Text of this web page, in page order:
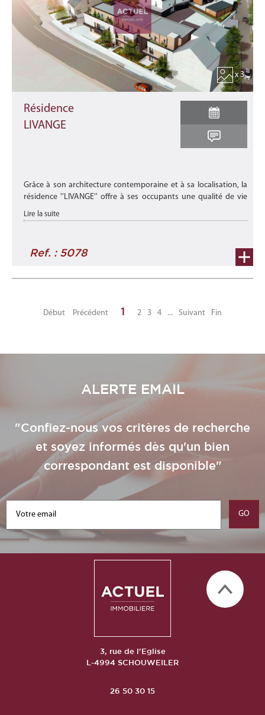
x 3
Résidence
LIVANGE
Grâce à son architecture contemporaine et à sa localisation, la
résidence ''LIVANGE'' offre à ses occupants une qualité de vie
exceptionnelle. située au cœur de Livange, village de la Comm ...
Lire la suite
Ref. : 5078
Début Précédent 1 2 3 4 ... Suivant Fin
ALERTE EMAIL
"Confiez-nous vos critères de recherche
et soyez informés dès qu'un bien
correspondant est disponible"
3, rue de l'Eglise
L-4994 SCHOUWEILER
26 50 30 15